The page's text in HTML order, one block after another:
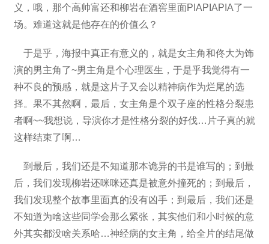
义，哦，那个高帅富还和柳岩在酒窖里面PIAPIAPIA了一
场。难道这就是他存在的价值么？
于是乎，海报中真正有意义的，就是女主角和佟大为饰
演的男主角了~男主角是个心理医生，于是乎我觉得有一
种不良的预感，就是这片子又会以精神病作为烂尾的选
择。果不其然啊，最后，女主角是个双子座的性格分裂患
者啊~~我想说，导演你才是性格分裂的好伐…片子真的就
这样结束了啊…
到最后，我们还是不知道那本诡异的书是谁写的；到最
后，我们发现柳岩还咪咪还真是被意外撞死的；到最后，
我们发现整个故事里面真的没有凶手；到最后，我们还是
不知道为啥这些同学会那么紧张，其实他们和小时候的意
外其实都没啥关系哈…神经病的女主角，给全片的结尾做